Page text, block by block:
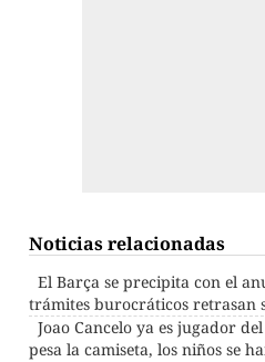
Noticias relacionadas
El Barça se precipita con el
trámites burocráticos retrasan
Joao Cancelo ya es jugador
pesa la camiseta, los niños se